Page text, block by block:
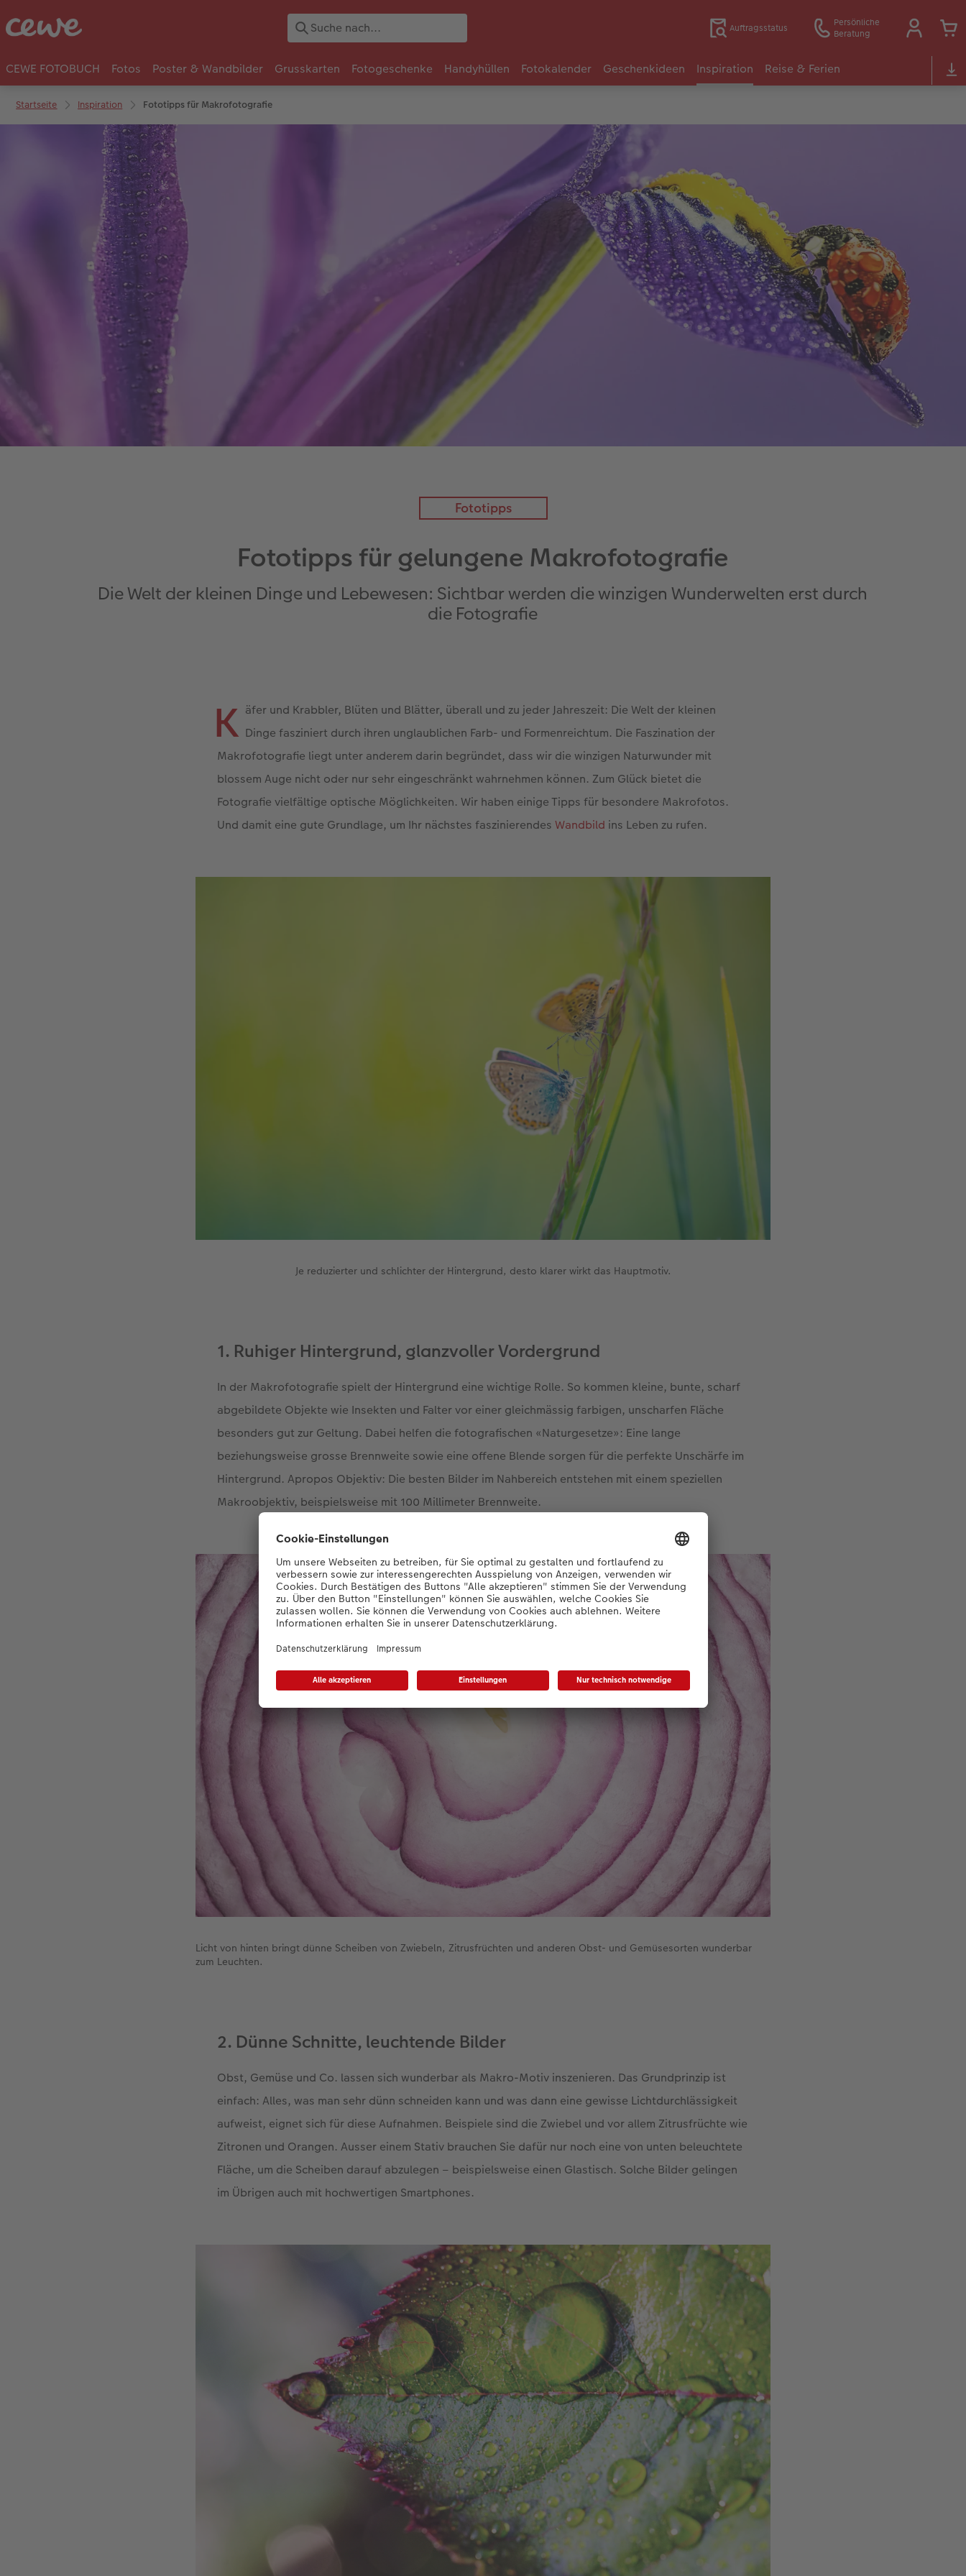
Auftragsstatus
Persönliche
Beratung
CEWE FOTOBUCH Fotos Poster & Wandbilder Grusskarten Fotogeschenke Handyhüllen Fotokalender Geschenkideen Inspiration Reise & Ferien
Startseite Inspiration Fototipps für Makrofotografie
Fototipps
Fototipps für gelungene Makrofotografie
Die Welt der kleinen Dinge und Lebewesen: Sichtbar werden die winzigen Wunderwelten erst durch
die Fotografie
K äfer und Krabbler, Blüten und Blätter, überall und zu jeder Jahreszeit: Die Welt der kleinen
Dinge fasziniert durch ihren unglaublichen Farb- und Formenreichtum. Die Faszination der
Makrofotografie liegt unter anderem darin begründet, dass wir die winzigen Naturwunder mit
blossem Auge nicht oder nur sehr eingeschränkt wahrnehmen können. Zum Glück bietet die
Fotografie vielfältige optische Möglichkeiten. Wir haben einige Tipps für besondere Makrofotos.
Und damit eine gute Grundlage, um Ihr nächstes faszinierendesWandbild ins Leben zu rufen.
Je reduzierter und schlichter der Hintergrund, desto klarer wirkt das Hauptmotiv.
1. Ruhiger Hintergrund, glanzvoller Vordergrund
In der Makrofotografie spielt der Hintergrund eine wichtige Rolle. So kommen kleine, bunte, scharf
abgebildete Objekte wie Insekten und Falter vor einer gleichmässig farbigen, unscharfen Fläche
besonders gut zur Geltung. Dabei helfen die fotografischen «Naturgesetze»: Eine lange
beziehungsweise grosse Brennweite sowie eine offene Blende sorgen für die perfekte Unschärfe im
Hintergrund. Apropos Objektiv: Die besten Bilder im Nahbereich entstehen mit einem speziellen
Makroobjektiv, beispielsweise mit 100 Millimeter Brennweite.
Licht von hinten bringt dünne Scheiben von Zwiebeln, Zitrusfrüchten und anderen Obst- und Gemüsesorten wunderbar
zum Leuchten.
2. Dünne Schnitte, leuchtende Bilder
Obst, Gemüse und Co. lassen sich wunderbar als Makro-Motiv inszenieren. Das Grundprinzip ist
einfach: Alles, was man sehr dünn schneiden kann und was dann eine gewisse Lichtdurchlässigkeit
aufweist, eignet sich für diese Aufnahmen. Beispiele sind die Zwiebel und vor allem Zitrusfrüchte wie
Zitronen und Orangen. Ausser einem Stativ brauchen Sie dafür nur noch eine von unten beleuchtete
Fläche, um die Scheiben darauf abzulegen – beispielsweise einen Glastisch. Solche Bilder gelingen
im Übrigen auch mit hochwertigen Smartphones.